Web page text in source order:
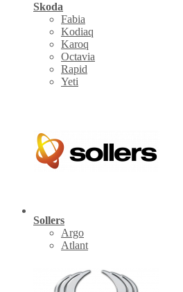
Skoda
Fabia
Kodiaq
Karoq
Octavia
Rapid
Yeti
Sollers
Argo
Atlant